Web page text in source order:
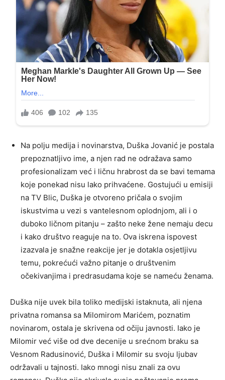
Na polju medija i novinarstva, Duška Jovanić je postala
prepoznatljivo ime, a njen rad ne odražava samo
profesionalizam već i ličnu hrabrost da se bavi temama
koje ponekad nisu lako prihvaćene. Gostujući u emisiji
na TV Blic, Duška je otvoreno pričala o svojim
iskustvima u vezi s vantelesnom oplodnjom, ali i o
duboko ličnom pitanju – zašto neke žene nemaju decu
i kako društvo reaguje na to. Ova iskrena ispovest
izazvala je snažne reakcije jer je dotakla osjetljivu
temu, pokrećući važno pitanje o društvenim
očekivanjima i predrasudama koje se nameću ženama.
Duška nije uvek bila toliko medijski istaknuta, ali njena
privatna romansa sa Milomirom Marićem, poznatim
novinarom, ostala je skrivena od očiju javnosti. Iako je
Milomir već više od dve decenije u srećnom braku sa
Vesnom Radusinović, Duška i Milomir su svoju ljubav
održavali u tajnosti. Iako mnogi nisu znali za ovu